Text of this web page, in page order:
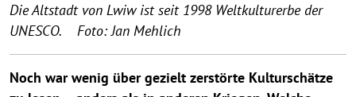
Die Altstadt von Lwiw ist seit 1998 Weltkulturerbe der
UNESCO. Foto: Jan Mehlich
Noch war wenig über gezielt zerstörte Kulturschätze